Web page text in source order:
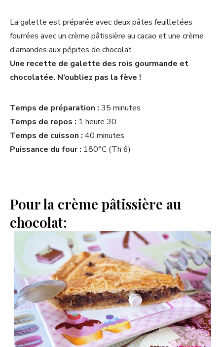
La galette est préparée avec deux pâtes feuilletées
fourrées avec un crème pâtissière au cacao et une crème
d’amandes aux pépites de chocolat.
Une recette de galette des rois gourmande et
chocolatée. N’oubliez pas la fève !
Temps de préparation : 35 minutes
Temps de repos : 1 heure 30
Temps de cuisson : 40 minutes
Puissance du four : 180°C (Th 6)
Pour la crème pâtissière au
chocolat: